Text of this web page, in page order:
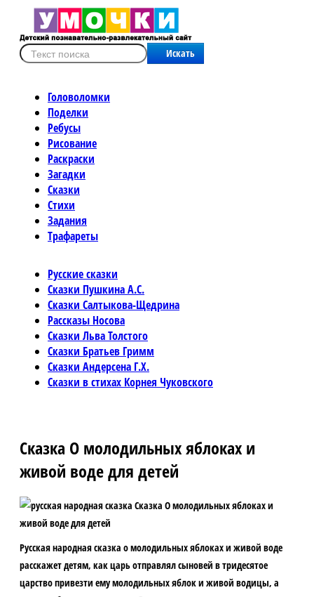
Искать
Головоломки
Поделки
Ребусы
Рисование
Раскраски
Загадки
Сказки
Стихи
Задания
Трафареты
Русские сказки
Сказки Пушкина А.С.
Сказки Салтыкова-Щедрина
Рассказы Носова
Сказки Льва Толстого
Сказки Братьев Гримм
Сказки Андерсена Г.Х.
Сказки в стихах Корнея Чуковского
Сказка О молодильных яблоках и
живой воде для детей
Русская народная сказка о молодильных яблоках и живой воде
расскажет детям, как царь отправлял сыновей в тридесятое
царство привезти ему молодильных яблок и живой водицы, а